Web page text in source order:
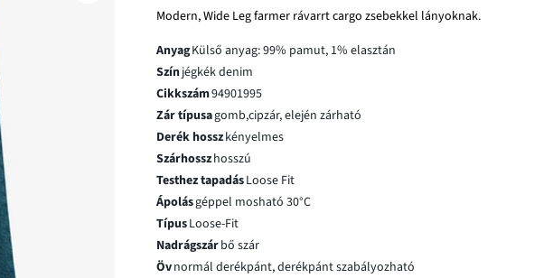
Modern, Wide Leg farmer rávarrt cargo zsebekkel lányoknak.
AnyagKülső anyag: 99% pamut, 1% elasztán
Színjégkék denim
Cikkszám94901995
Zár típusagomb,cipzár, elején zárható
Derék hosszkényelmes
Szárhosszhosszú
Testhez tapadásLoose Fit
Ápolásgéppel mosható 30°C
TípusLoose-Fit
Nadrágszárbő szár
Övnormál derékpánt, derékpánt szabályozható